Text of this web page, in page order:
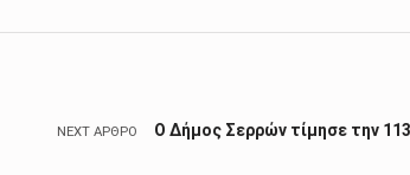
NEXT ΆΡΘΡΟ Ο Δήμος Σερρών τίμησε την